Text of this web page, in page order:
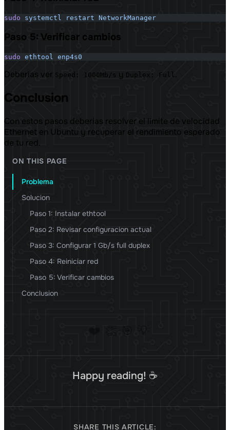
sudo systemctl restart NetworkManager
Paso 5: Verificar cambios
sudo ethtool enp4s0
Deberias ver Speed: 1000Mb/s y Duplex: Full.
Conclusion
Con estos pasos deberias resolver el limite de velocidad
Ethernet en Ubuntu y recuperar el rendimiento esperado
de tu red.
ON THIS PAGE
Problema
Solucion
Paso 1: Instalar ethtool
Paso 2: Revisar configuracion actual
Paso 3: Configurar 1 Gb/s full duplex
Paso 4: Reiniciar red
Paso 5: Verificar cambios
Conclusion
Happy reading! ☕
SHARE THIS ARTICLE: